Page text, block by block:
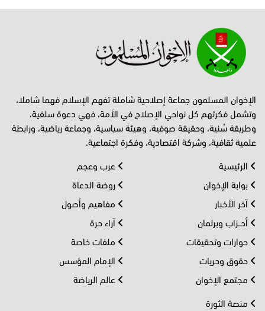
الإخوان المسلمون جماعة إصلاحية شاملة تفهم الإسلام فهما شاملا،
وتشمل فكرتهم كل نواحي الإصلاح في الأمة، فهي دعوة سلفية،
وطريقة سُنية، وحقيقة صوفية، وهيئة سياسية، وجماعة رياضية، ورابطة
علمية ثقافية، وشركة اقتصادية، وفكرة اجتماعية.
الرئيسية
بوابة الإخوان
آخر الأخبار
أحــزاب وبرلمان
حوارات وتحقيقات
حقوق وحريات
مجتمع الإخوان
عرب وعجم
روضة الدعاة
مفاهيم وأصول
آراء حرة
ملفات خاصة
الإمام المؤسس
عالم الرياضة
منصة الثورة